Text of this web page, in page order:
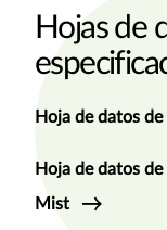
Hojas de
Hoja de datos
Hoja de datos
Mist